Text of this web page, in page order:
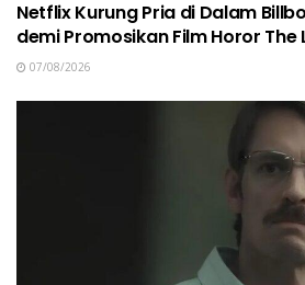
Netflix Kurung Pria di Dalam
demi Promosikan Film Horor The
07/08/2026